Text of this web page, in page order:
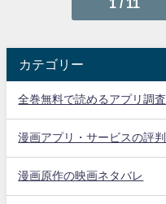
1 / 11
カテゴリー
全巻無料で読めるアプリ調査
漫画アプリ・サービスの評判
漫画原作の映画ネタバレ